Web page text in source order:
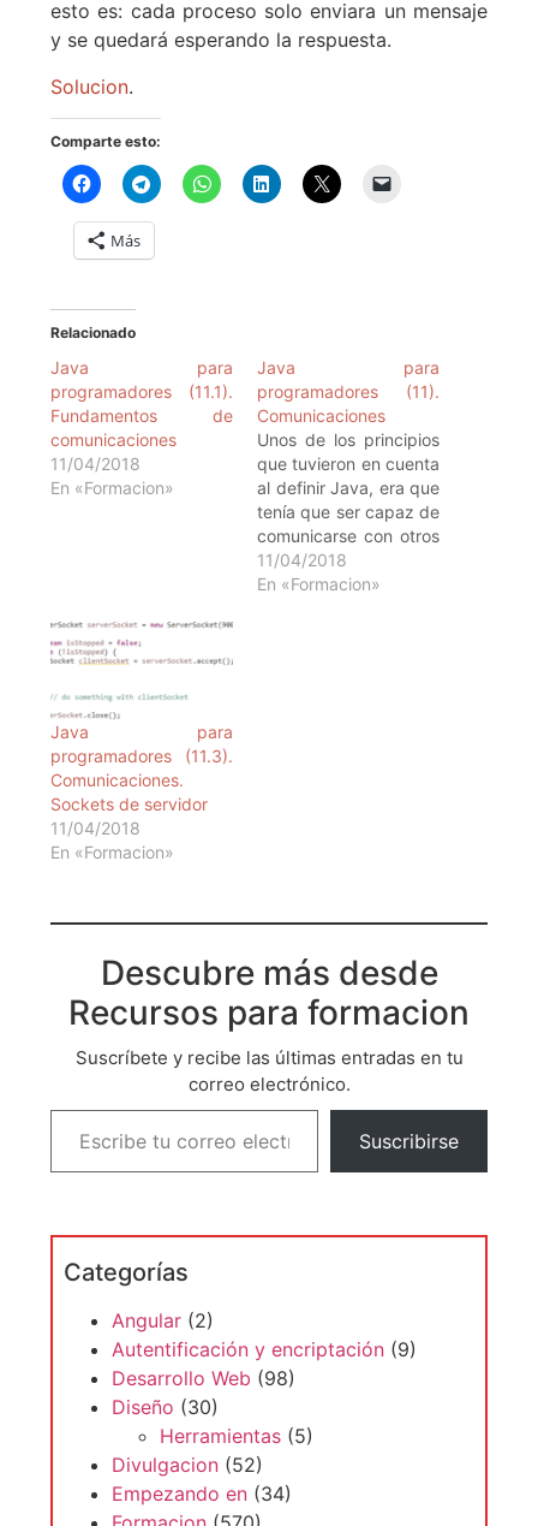
esto es: cada proceso solo enviara un mensaje
y se quedará esperando la respuesta.
Solucion.
Comparte esto:
Más
Relacionado
Java para
programadores (11.1).
Fundamentos de
comunicaciones
11/04/2018
En «Formacion»
Java para
programadores (11).
Comunicaciones
Unos de los principios
que tuvieron en cuenta
al definir Java, era que
tenía que ser capaz de
comunicarse con otros
ordenadores, en este
apartado revisaremos
11/04/2018
En «Formacion»
Java para
programadores (11.3).
Comunicaciones.
Sockets de servidor
11/04/2018
En «Formacion»
Descubre más desde
Recursos para formacion
Suscríbete y recibe las últimas entradas en tu
correo electrónico.
Suscribirse
Categorías
Angular (2)
Autentificación y encriptación (9)
Desarrollo Web (98)
Diseño (30)
Herramientas (5)
Divulgacion (52)
Empezando en (34)